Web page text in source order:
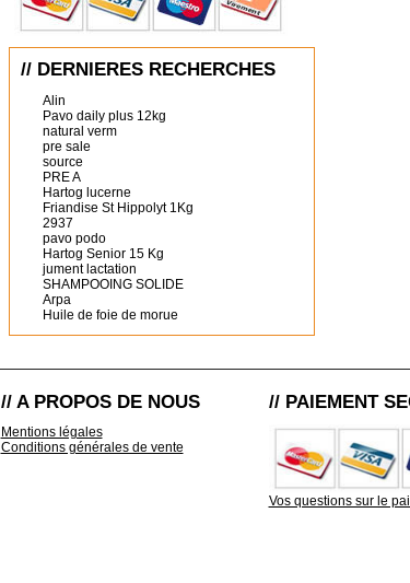
// DERNIERES RECHERCHES
Alin
Pavo daily plus 12kg
natural verm
pre sale
source
PRE A
Hartog lucerne
Friandise St Hippolyt 1Kg
2937
pavo podo
Hartog Senior 15 Kg
jument lactation
SHAMPOOING SOLIDE
Arpa
Huile de foie de morue
// A PROPOS DE NOUS
Mentions légales
Conditions générales de vente
// PAIEMENT
Vos questions sur le